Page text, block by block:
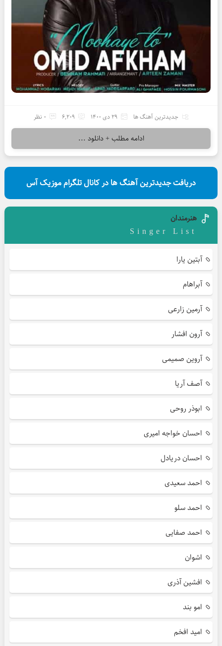
جدیدترین آهنگ ها 29 دی 1400 6,209 0 نظر
ادامه مطلب + دانلود ...
دریافت جدیدترین آهنگ ها در کانال تلگرام موزیک آس
هنرمندان
Singer List
آبتین یارا
آبراهام
آرمین زارعی
آرون افشار
آروین صمیمی
آصف آریا
ابوذر روحی
احسان خواجه امیری
احسان دریادل
احمد سعیدی
احمد سلو
احمد صفایی
اشوان
افشین آذری
امو بند
امید افخم